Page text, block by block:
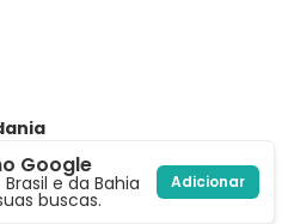
Google
e da Bahia
buscas.
Adicionar